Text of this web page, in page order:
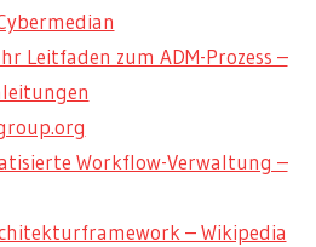
Leitfaden zum ADM-Prozess –
Workflow-Verwaltung –
– Wikipedia